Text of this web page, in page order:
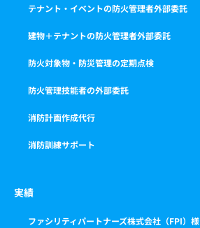
テナント・イベントの防火管理者外部委託
建物＋テナントの防火管理者外部委託
防火対象物・防災管理の定期点検
防火管理技能者の外部委託
消防計画作成代行
消防訓練サポート
実績
ファシリティパートナーズ株式会社（FPI）様